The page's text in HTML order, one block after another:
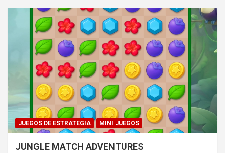
JUEGOS DE ESTRATEGIA MINI JUEGOS
JUNGLE MATCH ADVENTURES